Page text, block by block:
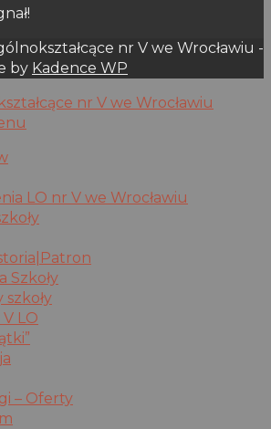
nr V we Wrocławiu -
by Kadence WP
LO nr V we Wrocławiu
Szkoły
szkoły
LO
– Oferty